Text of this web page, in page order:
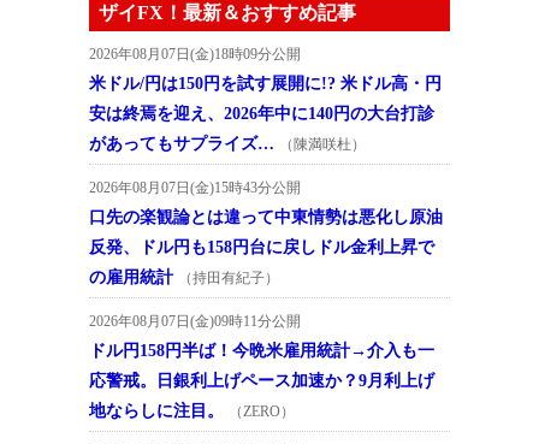
ザイFX！最新＆おすすめ記事
2026年08月07日(金)18時09分公開
米ドル/円は150円を試す展開に!? 米ドル高・円
安は終焉を迎え、2026年中に140円の大台打診
があってもサプライズ…
（陳満咲杜）
2026年08月07日(金)15時43分公開
口先の楽観論とは違って中東情勢は悪化し原油
反発、ドル円も158円台に戻しドル金利上昇で
の雇用統計
（持田有紀子）
2026年08月07日(金)09時11分公開
ドル円158円半ば！今晩米雇用統計→介入も一
応警戒。日銀利上げペース加速か？9月利上げ
地ならしに注目。
（ZERO）